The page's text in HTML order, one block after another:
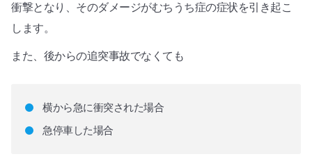
衝撃となり、そのダメージがむちうち症の症状を引き起こ
します。
また、後からの追突事故でなくても
横から急に衝突された場合
急停車した場合